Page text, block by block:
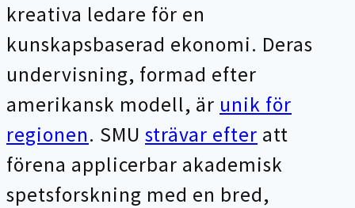
kreativa ledare för en
kunskapsbaserad ekonomi. Deras
undervisning, formad efter
amerikansk modell, är unik för
regionen. SMU strävar efter att
förena applicerbar akademisk
spetsforskning med en bred,